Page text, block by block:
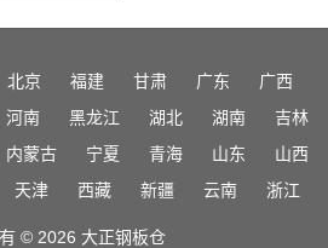
北京 福建 甘肃 广东
广西
河南 黑龙江 湖北 湖南
吉林
内蒙古 宁夏 青海 山东
山西
天津 西藏 新疆 云南 浙江
© 2026 大正钢板仓